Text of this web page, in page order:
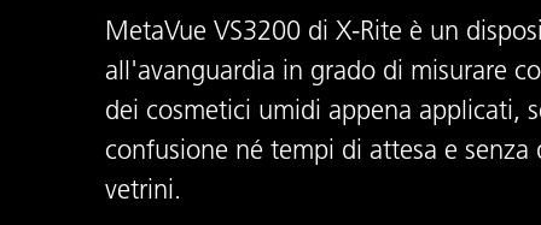
Automotive Tessile
MetaVue VS3200 di X-Rite è un
all'avanguardia in grado di misurare
dei cosmetici umidi appena applicati,
confusione né tempi di attesa e senza
vetrini.